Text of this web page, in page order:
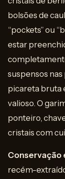
bolsões de
“pockets” ou
estar
suspensos
picareta bruta
valioso. O
ponteiro,
cristais com
Conservação
recém-